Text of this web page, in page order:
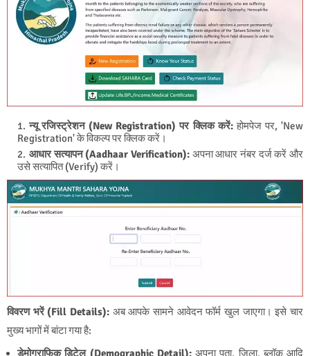
न्यू रजिस्ट्रेशन (New Registration) पर क्लिक करें:होमपेज पर, 'New
Registration' के विकल्प पर क्लिक करें।
आधार सत्यापन (Aadhaar Verification): अपना आधार नंबर दर्ज करें और
उसे सत्यापित (Verify) करें।
विवरण भरें (Fill Details): अब आपके सामने आवेदन फॉर्म खुल जाएगा। इसे चार
मुख्य भागों में बांटा गया है:
डेमोग्राफिक डिटेल (Demographic Detail):अपना पता, जिला, ब्लॉक आदि